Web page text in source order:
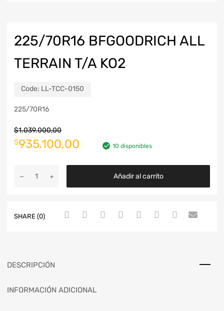
225/70R16 BFGOODRICH ALL
TERRAIN T/A KO2
Code: LL-TCC-0150
225/70R16
$1.039.000,00
$935.100,00 10 disponibles
Añadir al carrito
SHARE (0)
DESCRIPCIÓN
INFORMACIÓN ADICIONAL